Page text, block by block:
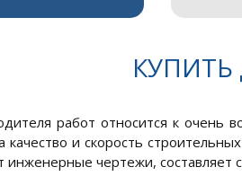
работ относится к очень
качество и скорость
инженерные чертежи, составляет